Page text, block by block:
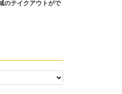
のテイクアウトがで